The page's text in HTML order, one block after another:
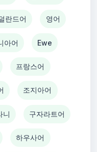
란드어 영어
아어 Ewe
프랑스어
조지아어
니 구자라트어
하우사어